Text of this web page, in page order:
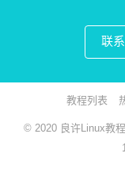
联
教程列表
© 2020 良许Linux教